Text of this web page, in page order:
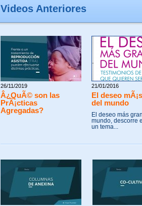
Videos Anteriores
26/11/2019
Â¿QuÃ© son las
PrÃ¡cticas
Agregadas?
21/01/2016
El deseo
del mundo
El deseo más
mundo, descorre
un tema...